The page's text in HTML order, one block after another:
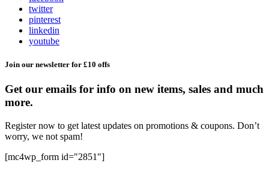
twitter
pinterest
linkedin
youtube
Join our newsletter for £10 offs
Get our emails for info on new items, sales and much
more.
Register now to get latest updates on promotions & coupons. Don’t
worry, we not spam!
[mc4wp_form id="2851"]